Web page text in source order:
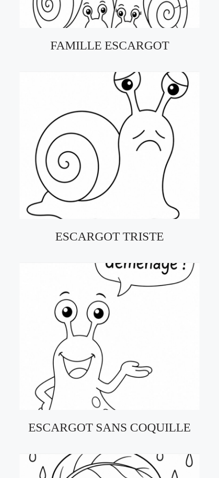
FAMILLE ESCARGOT
ESCARGOT TRISTE
ESCARGOT SANS COQUILLE